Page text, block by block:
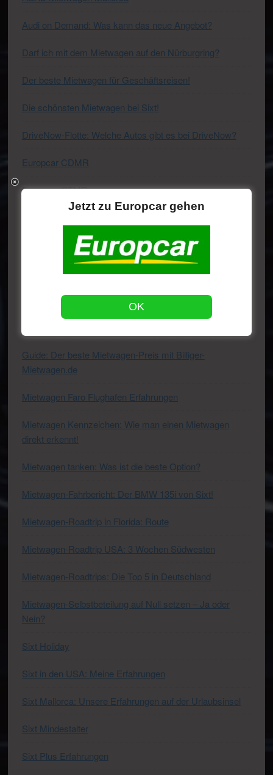
Audi on Demand: Was kann das neue Angebot?
Darf ich mit dem Mietwagen auf den Nürburgring?
Der beste Mietwagen für Geschäftsreisen!
Die schönsten Mietwagen bei Sixt!
DriveNow-Flotte: Welche Autos gibt es bei DriveNow?
Europcar CDMR
Europcar CTMR
Europcar ECMR
Europcar LDAR
Europcar MBMR
Guide: Der beste Mietwagen-Preis mit Billiger-
Mietwagen.de
Mietwagen Faro Flughafen Erfahrungen
Mietwagen Kennzeichen: Wie man einen Mietwagen
direkt erkennt!
Mietwagen tanken: Was ist die beste Option?
Mietwagen-Fahrbericht: Der BMW 135i von Sixt!
Mietwagen-Roadtrip in Florida: Route
Mietwagen-Roadtrip USA: 3 Wochen Südwesten
Mietwagen-Roadtrips: Die Top 5 in Deutschland
Mietwagen-Selbstbeteilung auf Null setzen – Ja oder
Nein?
Sixt Holiday
Sixt in den USA: Meine Erfahrungen
Sixt Mallorca: Unsere Erfahrungen auf der Urlaubsinsel
Sixt Mindestalter
Sixt Plus Erfahrungen
Jetzt zu Europcar gehen
OK